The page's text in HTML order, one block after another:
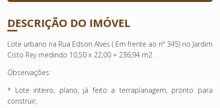
DESCRIÇÃO DO IMÓVEL
Lote urbano na Rua Edson Alves ( Em frente ao nº 345) no Jardim
Cisto Rey medindo 10,50 x 22,00 = 236,94 m2 .
Observações:
* Lote inteiro, plano, já feito a terraplanagem, pronto para
construir;